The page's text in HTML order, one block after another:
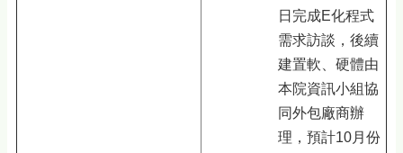
日完成E化程式
需求訪談，後續
建置軟、硬體由
本院資訊小組協
同外包廠商辦
理，預計10月份